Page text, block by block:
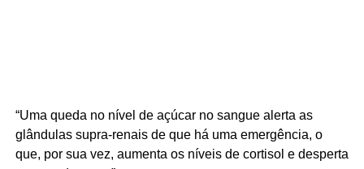
“Uma queda no nível de açúcar no sangue alerta as
glândulas supra-renais de que há uma emergência, o
que, por sua vez, aumenta os níveis de cortisol e desperta